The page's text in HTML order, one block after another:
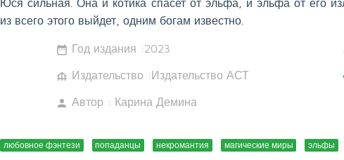
из всего этого выйдет, одним богам известно.
date_range Год издания :2023
foundation Издательство :Издательство АСТ
person Автор : Карина Демина
любовное фэнтези попаданцы некромантия магические миры эльфы